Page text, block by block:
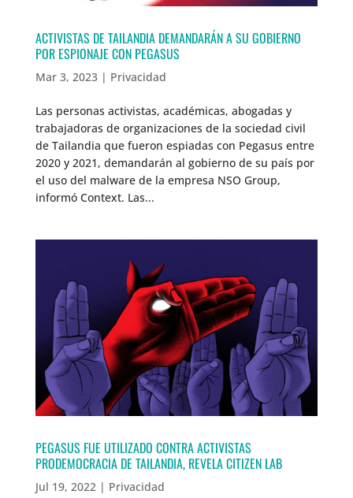
ACTIVISTAS DE TAILANDIA DEMANDARÁN A SU GOBIERNO
POR ESPIONAJE CON PEGASUS
Mar 3, 2023| Privacidad
Las personas activistas, académicas, abogadas y
trabajadoras de organizaciones de la sociedad civil
de Tailandia que fueron espiadas con Pegasus entre
2020 y 2021, demandarán al gobierno de su país por
el uso del malware de la empresa NSO Group,
informó Context. Las...
PEGASUS FUE UTILIZADO CONTRA ACTIVISTAS
PRODEMOCRACIA DE TAILANDIA, REVELA CITIZEN LAB
Jul 19, 2022| Privacidad